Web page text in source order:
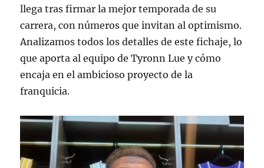
llega tras firmar la mejor temporada de su
carrera, con números que invitan al optimismo.
Analizamos todos los detalles de este fichaje, lo
que aporta al equipo de Tyronn Lue y cómo
encaja en el ambicioso proyecto de la
franquicia.